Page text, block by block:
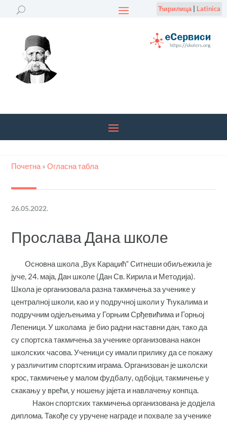
Ћирилица| Latinica
Почетна »Огласна табла
26.05.2022.
Прослава Дана школе
Основна школа „Вук Караџић“ Ситнеши обиљежила је
јуче, 24. маја, Дан школе (Дан Св. Кирила и Методија).
Школа је организовала разна такмичења за ученике у
централној школи, као и у подручној школи у Ћукалима и
подручним одјељењима у Горњим Срђевићима и Горњој
Лепеници. У школама је био радни наставни дан, тако да
су спортска такмичења за ученике организована након
школских часова. Ученици су имали прилику да се покажу
у различитим спортским играма. Организован је школски
крос, такмичење у малом фудбалу, одбојци, такмичење у
скакању у врећи, у ношењу јајета и навлачењу конпца.
Након спортских такмичења организована је додјела
диплома. Такође су уручене награде и похвале за ученике